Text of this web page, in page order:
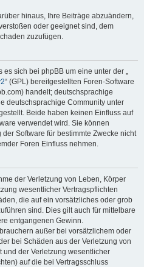
hinaus, Ihre Beiträge abzuändern,
oder geeignet sind, dem
zuzufügen.
sich bei phpBB um eine unter der „
“ (GPL) bereitgestellten Foren-Software
handelt; deutschsprachige
deutschsprachige Community unter
Beide haben keinen Einfluss auf
verwendet wird. Sie können
Software für bestimmte Zwecke nicht
Foren Einfluss nehmen.
der Verletzung von Leben, Körper
wesentlicher Vertragspflichten
die auf ein vorsätzliches oder grob
sind. Dies gilt auch für mittelbare
entgangenen Gewinn.
außer bei vorsätzlichem oder
bei Schäden aus der Verletzung von
und der Verletzung wesentlicher
auf die bei Vertragsschluss